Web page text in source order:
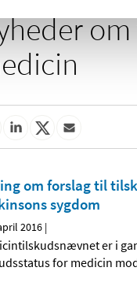
om forslag til
sygdom
2016 |
er i
for medicin